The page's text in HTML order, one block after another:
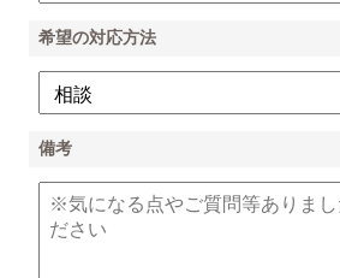
希望の対応方法
備考